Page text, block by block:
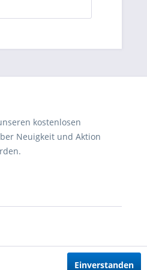
kostenlosen
Neuigkeit und Aktion
Einverstanden